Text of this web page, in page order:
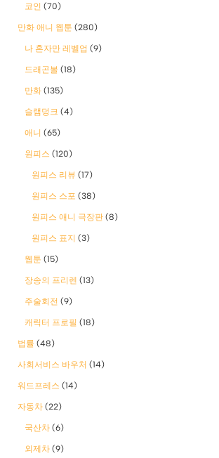
코인 (70)
만화 애니 웹툰 (280)
나 혼자만 레벨업 (9)
드래곤볼 (18)
만화 (135)
슬램덩크 (4)
애니 (65)
원피스 (120)
원피스 리뷰 (17)
원피스 스포 (38)
원피스 애니 극장판 (8)
원피스 표지 (3)
웹툰 (15)
장송의 프리렌 (13)
주술회전 (9)
캐릭터 프로필 (18)
법률 (48)
사회서비스 바우처 (14)
워드프레스 (14)
자동차 (22)
국산차 (6)
외제차 (9)